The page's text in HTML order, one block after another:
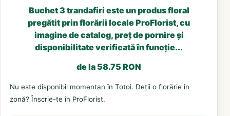
Buchet 3 trandafiri este un produs floral
pregătit prin florării locale ProFlorist, cu
imagine de catalog, preț de pornire și
disponibilitate verificată în funcție...
de la 58.75 RON
Nu este disponibil momentan în Totoi. Deții o florărie în
zonă? Înscrie-te în ProFlorist.